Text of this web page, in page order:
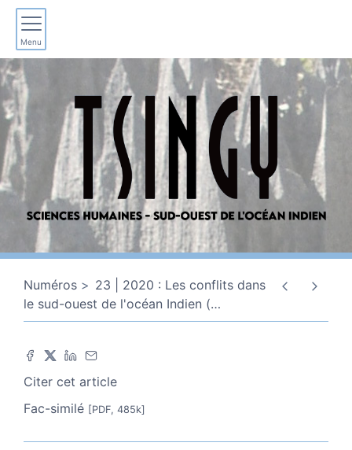
Menu
Numéros
23 | 2020 : Les conflits dans
le sud-ouest de l'océan Indien (…
Citer cet article
Fac-similé [PDF, 485k]